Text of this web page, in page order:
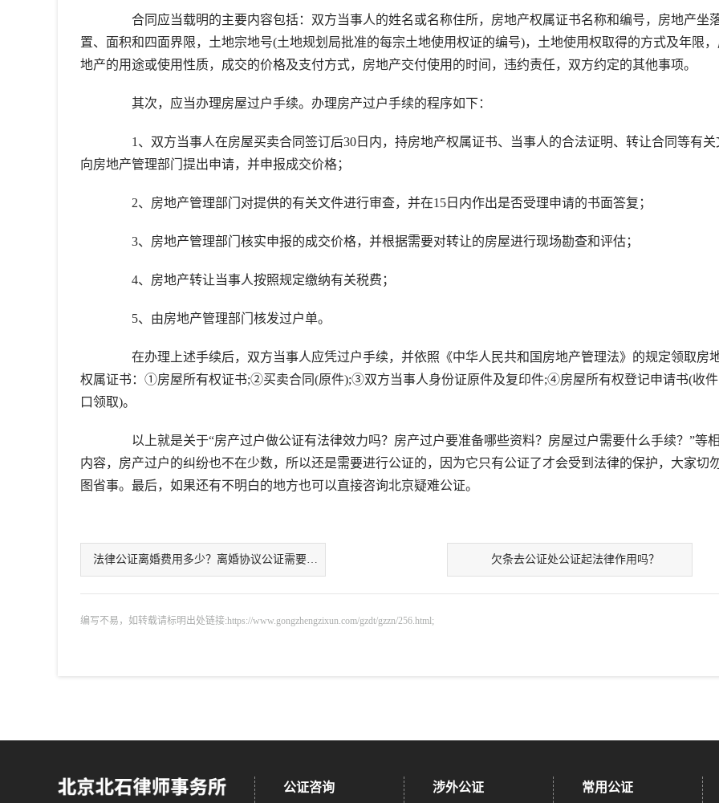
合同应当载明的主要内容包括：双方当事人的姓名或名称住所，房地产权属证书名称和编号，房地产坐
置、面积和四面界限，土地宗地号(土地规划局批准的每宗土地使用权证的编号)，土地使用权取得的方式及年限
地产的用途或使用性质，成交的价格及支付方式，房地产交付使用的时间，违约责任，双方约定的其他事项。
其次，应当办理房屋过户手续。办理房产过户手续的程序如下：
1、双方当事人在房屋买卖合同签订后30日内，持房地产权属证书、当事人的合法证明、转让合同等有关
向房地产管理部门提出申请，并申报成交价格；
2、房地产管理部门对提供的有关文件进行审查，并在15日内作出是否受理申请的书面答复；
3、房地产管理部门核实申报的成交价格，并根据需要对转让的房屋进行现场勘查和评估；
4、房地产转让当事人按照规定缴纳有关税费；
5、由房地产管理部门核发过户单。
在办理上述手续后，双方当事人应凭过户手续，并依照《中华人民共和国房地产管理法》的规定领取房
权属证书：①房屋所有权证书;②买卖合同(原件);③双方当事人身份证原件及复印件;④房屋所有权登记申请书(收
口领取)。
以上就是关于“房产过户做公证有法律效力吗？房产过户要准备哪些资料？房屋过户需要什么手续？”等
内容，房产过户的纠纷也不在少数，所以还是需要进行公证的，因为它只有公证了才会受到法律的保护，大家切
图省事。最后，如果还有不明白的地方也可以直接咨询北京疑难公证。
法律公证离婚费用多少？离婚协议公证需要注意 欠条去公证处公证起法律作用吗？
编写不易，如转载请标明出处链接:https://www.gongzhengzixun.com/gzdt/gzzn/256.html;
公证咨询 涉外公证 常用公证